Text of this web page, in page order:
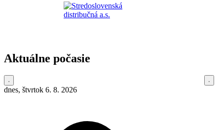
Aktuálne počasie
dnes, štvrtok 6. 8. 2026